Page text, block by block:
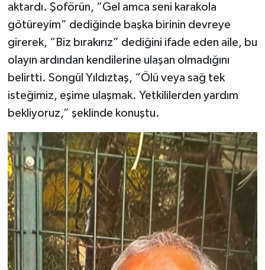
aktardı. Şoförün, “Gel amca seni karakola
götüreyim” dediğinde başka birinin devreye
girerek, “Biz bırakırız” dediğini ifade eden aile, bu
olayın ardından kendilerine ulaşan olmadığını
belirtti. Songül Yıldıztaş, “Ölü veya sağ tek
isteğimiz, eşime ulaşmak. Yetkililerden yardım
bekliyoruz,” şeklinde konuştu.